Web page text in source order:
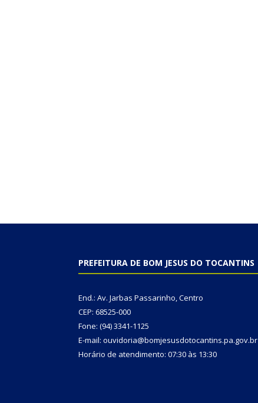
PREFEITURA DE BOM JESUS DO TOCANTINS
End.: Av. Jarbas Passarinho, Centro
CEP: 68525-000
Fone: (94) 3341-1125
E-mail: ouvidoria@bomjesusdotocantins.pa.gov.br
Horário de atendimento: 07:30 às 13:30